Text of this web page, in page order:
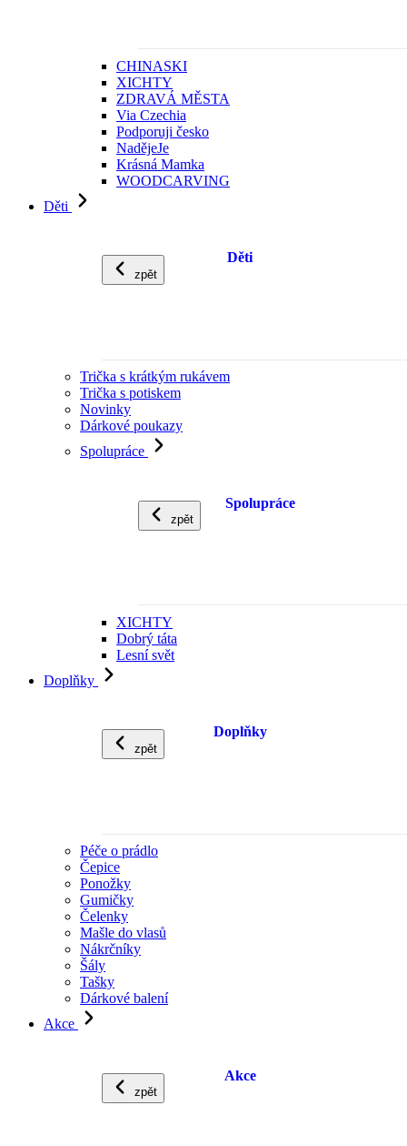
CHINASKI
XICHTY
ZDRAVÁ MĚSTA
Via Czechia
Podporuji česko
NadějeJe
Krásná Mamka
WOODCARVING
Děti
zpět
Děti
Trička s krátkým rukávem
Trička s potiskem
Novinky
Dárkové poukazy
Spolupráce
zpět
Spolupráce
XICHTY
Dobrý táta
Lesní svět
Doplňky
zpět
Doplňky
Péče o prádlo
Čepice
Ponožky
Gumičky
Čelenky
Mašle do vlasů
Nákrčníky
Šály
Tašky
Dárkové balení
Akce
zpět
Akce